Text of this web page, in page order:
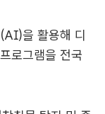
을 활용해 디
로그램을 전국